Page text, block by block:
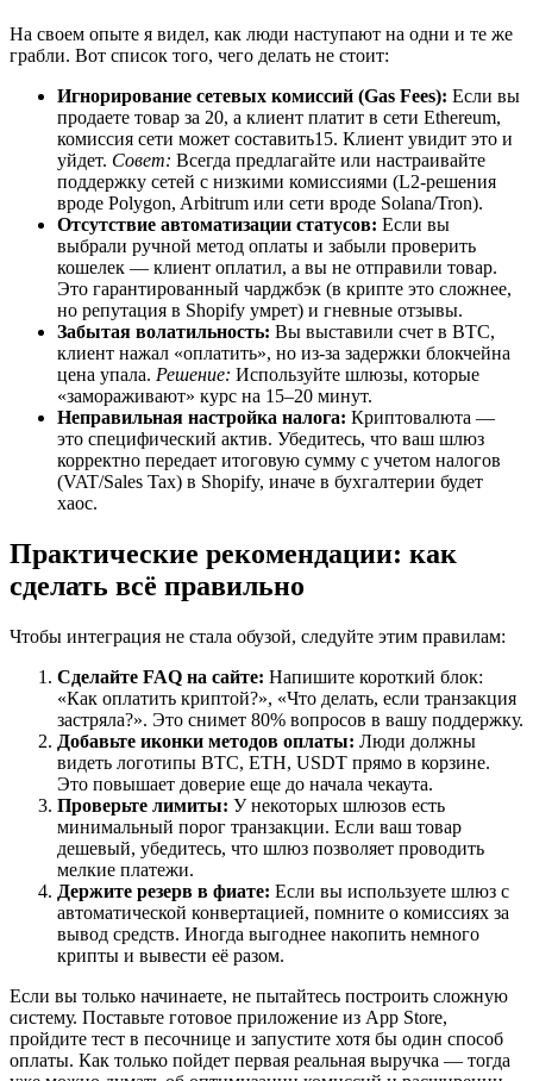
На своем опыте я видел, как люди наступают на одни и те же
грабли. Вот список того, чего делать не стоит:
Игнорирование сетевых комиссий (Gas Fees): Если вы
продаете товар за 20, а клиент платит в сети Ethereum,
комиссия сети может составить15. Клиент увидит это и
уйдет. Совет: Всегда предлагайте или настраивайте
поддержку сетей с низкими комиссиями (L2-решения
вроде Polygon, Arbitrum или сети вроде Solana/Tron).
Отсутствие автоматизации статусов: Если вы
выбрали ручной метод оплаты и забыли проверить
кошелек — клиент оплатил, а вы не отправили товар.
Это гарантированный чарджбэк (в крипте это сложнее,
но репутация в Shopify умрет) и гневные отзывы.
Забытая волатильность: Вы выставили счет в BTC,
клиент нажал «оплатить», но из-за задержки блокчейна
цена упала. Решение: Используйте шлюзы, которые
«замораживают» курс на 15–20 минут.
Неправильная настройка налога: Криптовалюта —
это специфический актив. Убедитесь, что ваш шлюз
корректно передает итоговую сумму с учетом налогов
(VAT/Sales Tax) в Shopify, иначе в бухгалтерии будет
хаос.
Практические рекомендации: как
сделать всё правильно
Чтобы интеграция не стала обузой, следуйте этим правилам:
Сделайте FAQ на сайте: Напишите короткий блок:
«Как оплатить криптой?», «Что делать, если транзакция
застряла?». Это снимет 80% вопросов в вашу поддержку.
Добавьте иконки методов оплаты: Люди должны
видеть логотипы BTC, ETH, USDT прямо в корзине.
Это повышает доверие еще до начала чекаута.
Проверьте лимиты: У некоторых шлюзов есть
минимальный порог транзакции. Если ваш товар
дешевый, убедитесь, что шлюз позволяет проводить
мелкие платежи.
Держите резерв в фиате: Если вы используете шлюз с
автоматической конвертацией, помните о комиссиях за
вывод средств. Иногда выгоднее накопить немного
крипты и вывести её разом.
Если вы только начинаете, не пытайтесь построить сложную
систему. Поставьте готовое приложение из App Store,
пройдите тест в песочнице и запустите хотя бы один способ
оплаты. Как только пойдет первая реальная выручка — тогда